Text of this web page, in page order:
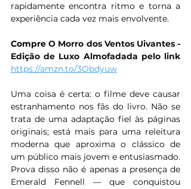
rapidamente encontra ritmo e torna a
experiência cada vez mais envolvente.
Compre O Morro dos Ventos Uivantes -
https://amzn.to/3Obdyuw
Uma coisa é certa: o filme deve causar
estranhamento nos fãs do livro. Não se
trata de uma adaptação fiel às páginas
originais; está mais para uma releitura
moderna que aproxima o clássico de
um público mais jovem e entusiasmado.
Prova disso não é apenas a presença de
Emerald Fennell — que conquistou